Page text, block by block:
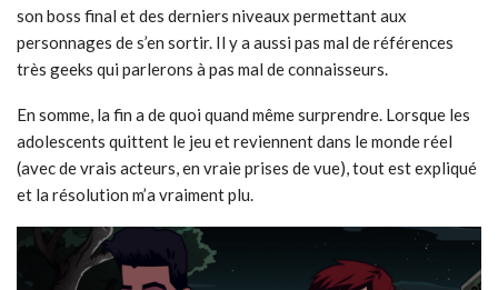
son boss final et des derniers niveaux permettant aux
personnages de s’en sortir. Il y a aussi pas mal de références
très geeks qui parlerons à pas mal de connaisseurs.
En somme, la fin a de quoi quand même surprendre. Lorsque les
adolescents quittent le jeu et reviennent dans le monde réel
(avec de vrais acteurs, en vraie prises de vue), tout est expliqué
et la résolution m’a vraiment plu.